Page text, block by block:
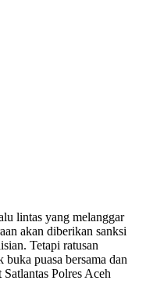
lintas yang melanggar
akan diberikan sanksi
Tetapi ratusan
puasa bersama dan
Polres Aceh